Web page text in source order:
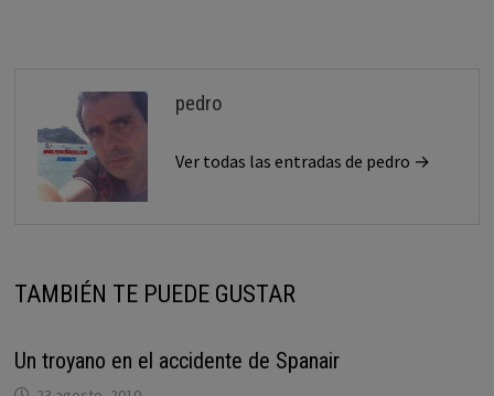
pedro
Ver todas las entradas de pedro →
TAMBIÉN TE PUEDE GUSTAR
Un troyano en el accidente de Spanair